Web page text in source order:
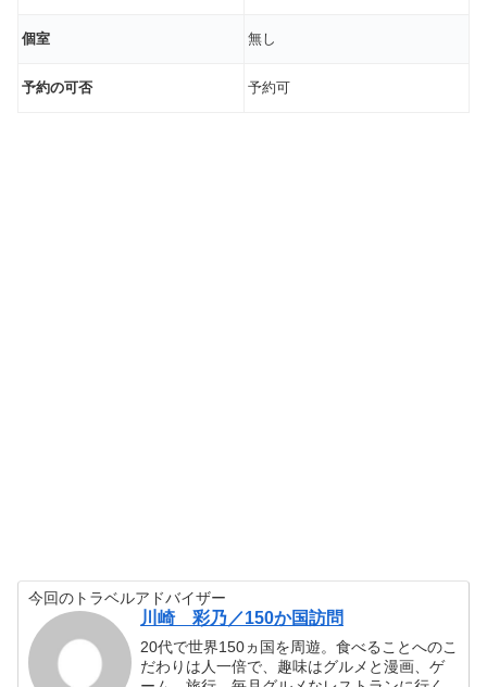
個室 無し
予約の可否 予約可
今回のトラベルアドバイザー
川崎 彩乃／150か国訪問
20代で世界150ヵ国を周遊。食べることへのこ
だわりは人一倍で、趣味はグルメと漫画、ゲ